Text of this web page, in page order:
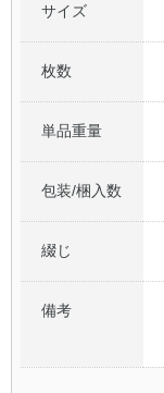
サイズ
枚数
単品重量
包装/梱入数
綴じ
備考